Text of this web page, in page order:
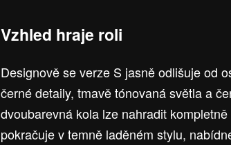
Vzhled hraje roli
Designově se verze S jasně odlišuje od
černé detaily, tmavě tónovaná světla a
dvoubarevná kola lze nahradit
pokračuje v temně laděném stylu,